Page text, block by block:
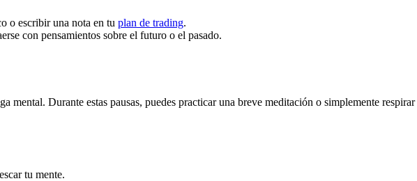
o escribir una nota en tu plan de trading.
con pensamientos sobre el futuro o el pasado.
mental. Durante estas pausas, puedes practicar una breve meditación o simplemente
tu mente.